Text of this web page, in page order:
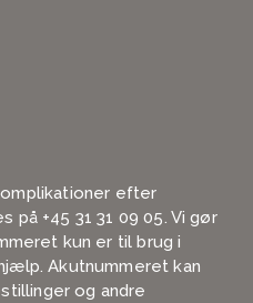
efter
på +45 31 31 09 05 . Vi gør
kun er til brug i
Akutnummeret kan
og andre